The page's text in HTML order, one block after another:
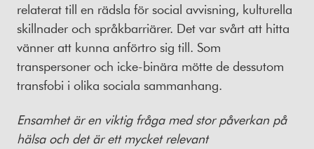
relaterat till en rädsla för social avvisning, kulturella
skillnader och språkbarriärer. Det var svårt att hitta
vänner att kunna anförtro sig till. Som
transpersoner och icke-binära mötte de dessutom
transfobi i olika sociala sammanhang.
Ensamhet är en viktig fråga med stor påverkan på
hälsa och det är ett mycket relevant